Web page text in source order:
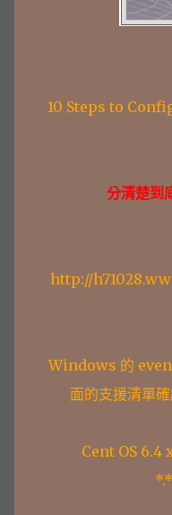
10 Steps to
分清楚
http://
Windows 的
面的支援清單
Cent OS 6.4